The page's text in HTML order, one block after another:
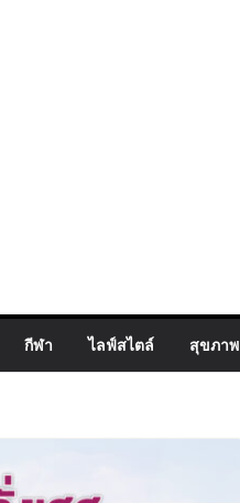
กีฬา ไลฟ์สไตล์ สุขภาพ